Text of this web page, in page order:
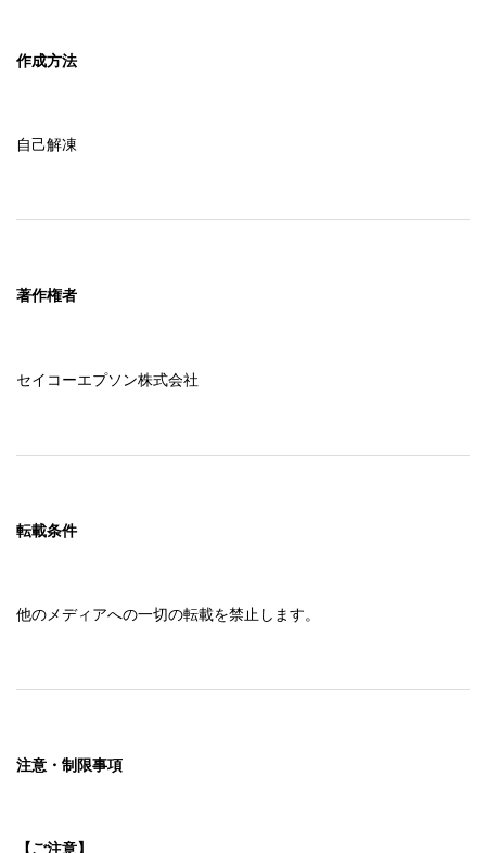
作成方法
自己解凍
著作権者
セイコーエプソン株式会社
転載条件
他のメディアへの一切の転載を禁止します。
注意・制限事項
【ご注意】